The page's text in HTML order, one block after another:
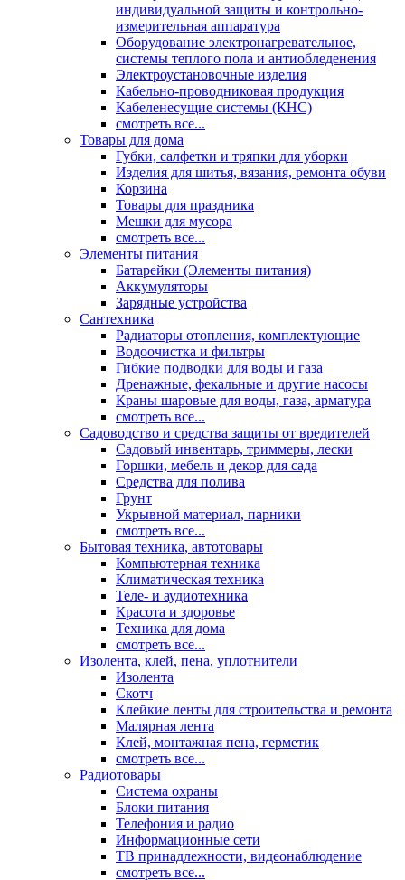
индивидуальной защиты и контрольно-
измерительная аппаратура
Оборудование электронагревательное,
системы теплого пола и антиобледенения
Электроустановочные изделия
Кабельно-проводниковая продукция
Кабеленесущие системы (КНС)
смотреть все...
Товары для дома
Губки, салфетки и тряпки для уборки
Изделия для шитья, вязания, ремонта обуви
Корзина
Товары для праздника
Мешки для мусора
смотреть все...
Элементы питания
Батарейки (Элементы питания)
Аккумуляторы
Зарядные устройства
Сантехника
Радиаторы отопления, комплектующие
Водоочистка и фильтры
Гибкие подводки для воды и газа
Дренажные, фекальные и другие насосы
Краны шаровые для воды, газа, арматура
смотреть все...
Садоводство и средства защиты от вредителей
Садовый инвентарь, триммеры, лески
Горшки, мебель и декор для сада
Средства для полива
Грунт
Укрывной материал, парники
смотреть все...
Бытовая техника, автотовары
Компьютерная техника
Климатическая техника
Теле- и аудиотехника
Красота и здоровье
Техника для дома
смотреть все...
Изолента, клей, пена, уплотнители
Изолента
Скотч
Клейкие ленты для строительства и ремонта
Малярная лента
Клей, монтажная пена, герметик
смотреть все...
Радиотовары
Система охраны
Блоки питания
Телефония и радио
Информационные сети
ТВ принадлежности, видеонаблюдение
смотреть все...